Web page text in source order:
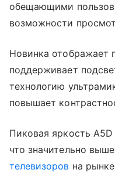
обещающими
возможности
Новинка отображает
поддерживает
технологию
повышает
Пиковая яркость A5D
что значительно
телевизоров на